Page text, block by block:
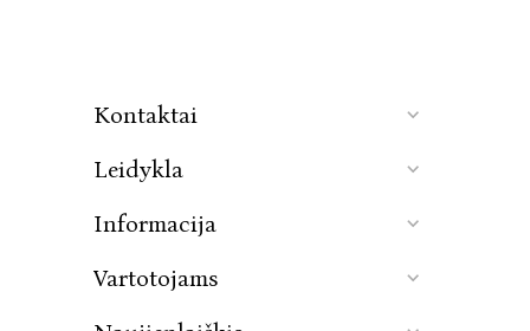
Kontaktai
Leidykla
Informacija
Vartotojams